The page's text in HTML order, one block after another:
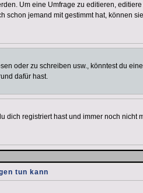
Um eine Umfrage zu editieren,
jemand mit gestimmt hat, können
oder zu schreiben usw., könntest du
dafür hast.
registriert hast und immer noch nicht
tun kann